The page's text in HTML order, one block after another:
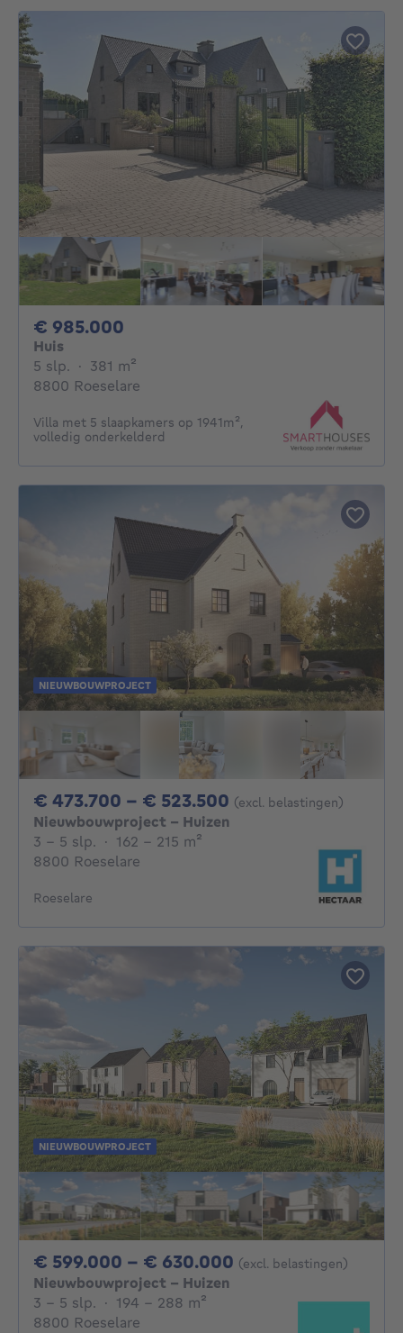
€ 985.000
Huis
5 slp. 5 slaapkamers
· 381 m²
8800 Roeselare
Villa met 5 slaapkamers op 1941m²,
volledig onderkelderd
NIEUWBOUWPROJECT
€ 473.700 - € 523.500 Van 473700€ Tot
(excl. belastingen)
Nieuwbouwproject - Huizen
3 - 5 Slaapkamers
3 - 5 slp. · 162 - 215 m²
8800 Roeselare
Roeselare
NIEUWBOUWPROJECT
€ 599.000 - € 630.000 Van 599000€ Tot
(excl. belastingen)
Nieuwbouwproject - Huizen
3 - 5 Slaapkamers
3 - 5 slp. · 194 - 288 m² vierkante meters
8800 Roeselare